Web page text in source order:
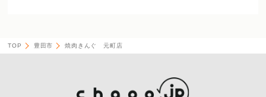
TOP 豊田市 焼肉きんぐ 元町店